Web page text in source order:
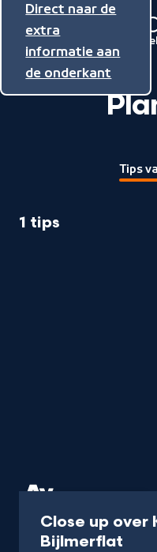
Direct naar de
inhoud
Direct naar de
hoofdnavigatie
Direct naar de
extra
informatie aan
de onderkant
Menu
Naar
de
beginpagina
Tips
1 tips
Close up over
Bijlmerflat